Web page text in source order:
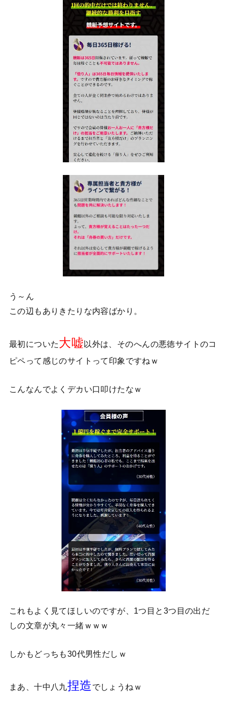
う～ん
この辺もありきたりな内容ばかり。
最初についた大嘘以外は、そのへんの悪徳サイトのコ
ピペって感じのサイトって印象ですねｗ
こんなんでよくデカい口叩けたなｗ
これもよく見てほしいのですが、1つ目と3つ目の出だ
しの文章が丸々一緒ｗｗｗ
しかもどっちも30代男性だしｗ
まあ、十中八九捏造 でしょうねｗ